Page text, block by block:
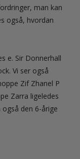
man kan
også, hvordan
e. Sir Donnerhall
Vi ser også
Zif Zhanel P
Zarra ligeledes
også den 6-årige